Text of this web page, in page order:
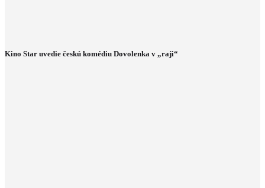
Kino Star uvedie českú komédiu Dovolenka v „raji“